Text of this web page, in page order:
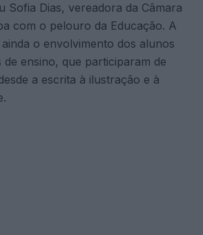
Sofia Dias, vereadora da Câmara
com o pelouro da Educação. A
o envolvimento dos alunos
de ensino, que participaram de
a escrita à ilustração e à